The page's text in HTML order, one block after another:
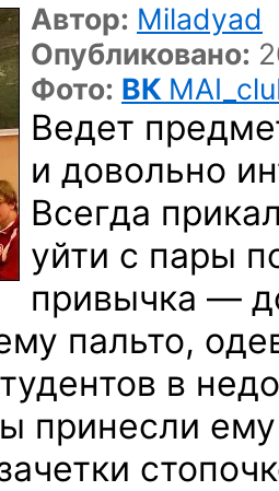
Автор: Miladyad
Опубликовано:
Фото: ВК
Ведет
и довольно
Всегда
уйти с пары
привычка —
пальто,
в
принесли